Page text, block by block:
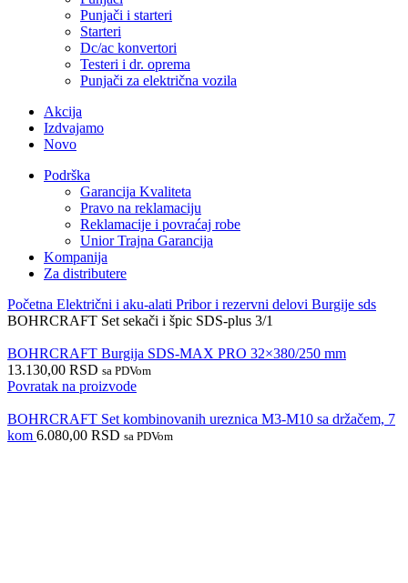
Punjači i starteri
Starteri
Dc/ac konvertori
Testeri i dr. oprema
Punjači za električna vozila
Akcija
Izdvajamo
Novo
Podrška
Garancija Kvaliteta
Pravo na reklamaciju
Reklamacije i povraćaj robe
Unior Trajna Garancija
Kompanija
Za distributere
Početna Električni i aku-alati Pribor i rezervni delovi Burgije sds
BOHRCRAFT Set sekači i špic SDS-plus 3/1
BOHRCRAFT Burgija SDS-MAX PRO 32×380/250 mm
13.130,00 RSD sa PDVom
Povratak na proizvode
BOHRCRAFT Set kombinovanih ureznica M3-M10 sa držačem, 7
kom 6.080,00 RSD sa PDVom